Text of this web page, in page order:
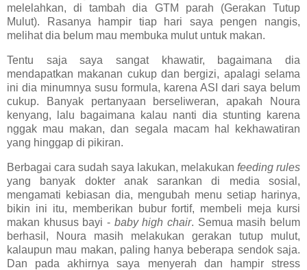
melelahkan, di tambah dia GTM parah (Gerakan Tutup
Mulut). Rasanya hampir tiap hari saya pengen nangis,
melihat dia belum mau membuka mulut untuk makan.
Tentu saja saya sangat khawatir, bagaimana dia
mendapatkan makanan cukup dan bergizi, apalagi selama
ini dia minumnya susu formula, karena ASI dari saya belum
cukup. Banyak pertanyaan berseliweran, apakah Noura
kenyang, lalu bagaimana kalau nanti dia stunting karena
nggak mau makan, dan segala macam hal kekhawatiran
yang hinggap di pikiran.
Berbagai cara sudah saya lakukan, melakukan feeding rules
yang banyak dokter anak sarankan di media sosial,
mengamati kebiasan dia, mengubah menu setiap harinya,
bikin ini itu, memberikan bubur fortif, membeli meja kursi
makan khusus bayi - baby high chair. Semua masih belum
berhasil, Noura masih melakukan gerakan tutup mulut,
kalaupun mau makan, paling hanya beberapa sendok saja.
Dan pada akhirnya saya menyerah dan hampir stress